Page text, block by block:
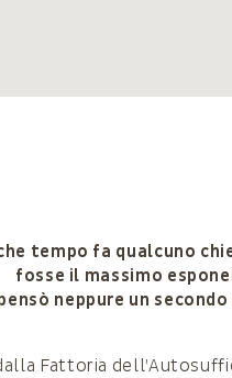
tempo fa qualcuno
fosse il massimo
neppure un
Fattoria